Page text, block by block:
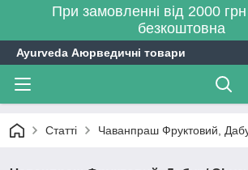
При замовленні від 2000
безкоштовна
Ayurveda Аюрведичні товари
Статті Чаванпраш Фруктовий,